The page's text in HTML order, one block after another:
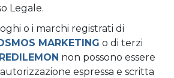
Legale.
o i marchi registrati di
MARKETING o di terzi
non possono essere
espressa e scritta